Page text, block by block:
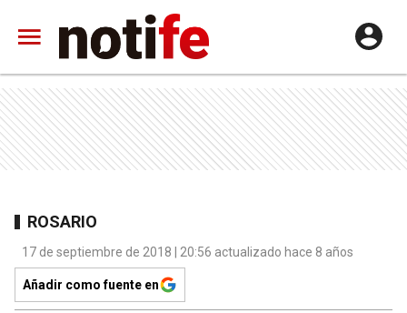
ROSARIO
17 de septiembre de 2018 | 20:56 actualizado hace 8 años
Añadir como fuente en